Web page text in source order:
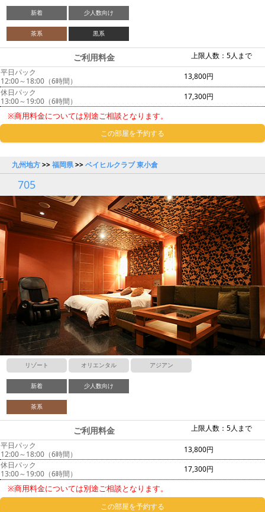
新着 少人数向け
茶系 黒系
上限人数：5人まで
ご利用料金
平日パック
12:00～18:00（6時間）
13,800円
休日パック
13:00～19:00（6時間）
17,300円
※商用料金については別途ご相談となります。
この部屋を予約する
九州地方>>福岡県>>ベイヒルクラブ 東小倉
705
リゾート オリエンタル アジアン
新着 少人数向け
茶系
上限人数：5人まで
ご利用料金
平日パック
12:00～18:00（6時間）
13,800円
休日パック
13:00～19:00（6時間）
17,300円
※商用料金については別途ご相談となります。
この部屋を予約する